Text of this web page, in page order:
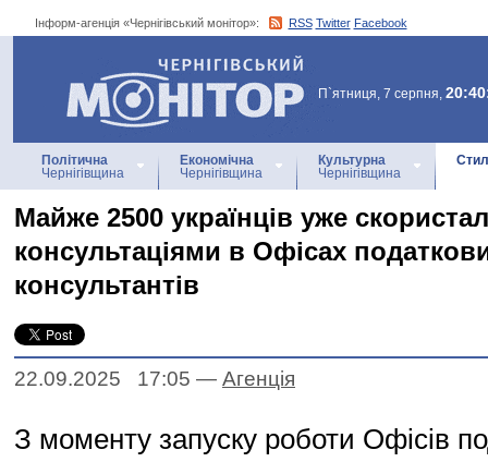
Інформ-агенція «Чернігівський монітор»: RSS Twitter Facebook
Інформ-агенція
«Чернігівський монітор»
П`ятниця, 7 серпня,
Політична
Чернігівщина
Економічна
Чернігівщина
Культурна
Чернігівщина
Майже 2500 українців уже
консультаціями в Офісах
консультантів
22.09.2025 17:05 — Агенцiя
З моменту запуску роботи Офісів